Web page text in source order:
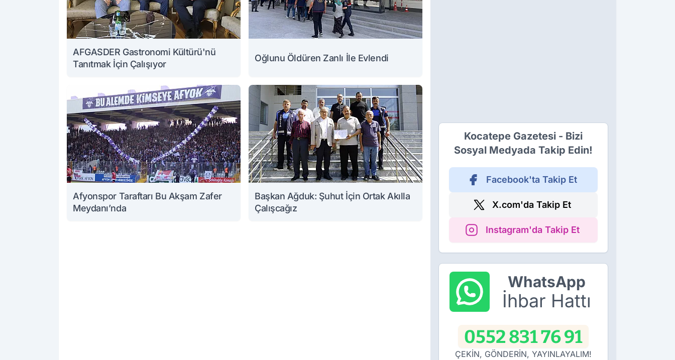
AFGASDER Gastronomi Kültürü'nü
Tanıtmak İçin Çalışıyor
Oğlunu Öldüren Zanlı İle Evlendi
Afyonspor Taraftarı Bu Akşam Zafer
Meydanı’nda
Başkan Ağduk: Şuhut İçin Ortak Akılla
Çalışcağız
Kocatepe Gazetesi - Bizi
Sosyal Medyada Takip Edin!
Facebook'ta Takip Et
X.com'da Takip Et
Instagram'da Takip Et
WhatsApp
İhbar Hattı
0552 831 76 91
ÇEKİN, GÖNDERİN, YAYINLAYALIM!